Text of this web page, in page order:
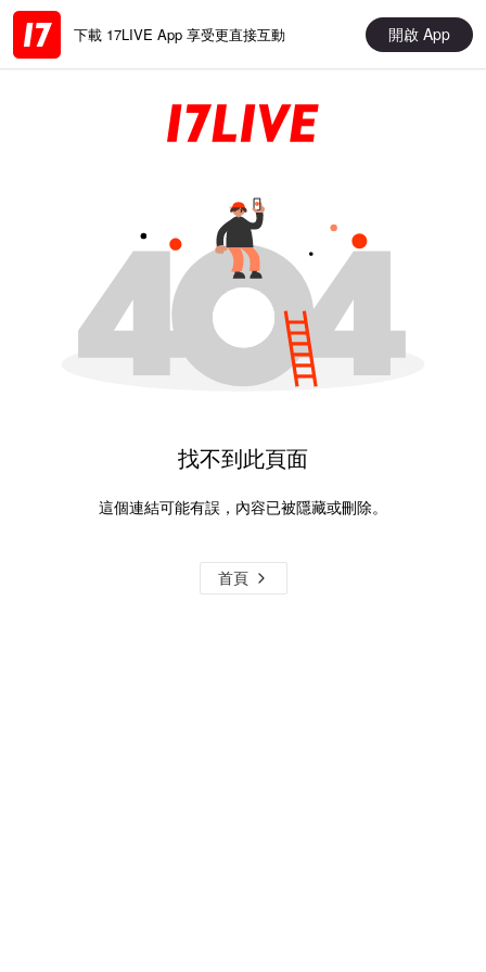
下載 17LIVE App 享受更直接互動 開啟 App
找不到此頁面
這個連結可能有誤，內容已被隱藏或刪除。
首頁